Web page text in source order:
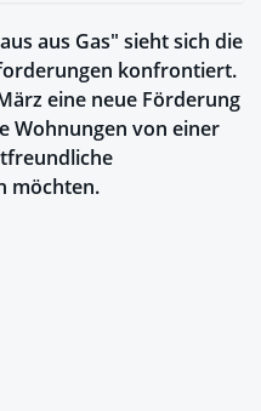
aus Gas" sieht sich die
konfrontiert.
eine neue Förderung
Wohnungen von einer
möchten.